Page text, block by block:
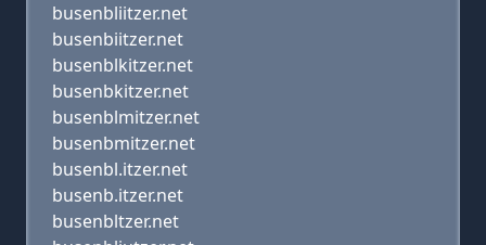
busenbliitzer.net
busenbiitzer.net
busenblkitzer.net
busenbkitzer.net
busenblmitzer.net
busenbmitzer.net
busenbl.itzer.net
busenb.itzer.net
busenbltzer.net